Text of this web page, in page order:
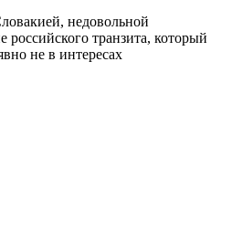
недовольной
транзита, который
не в интересах